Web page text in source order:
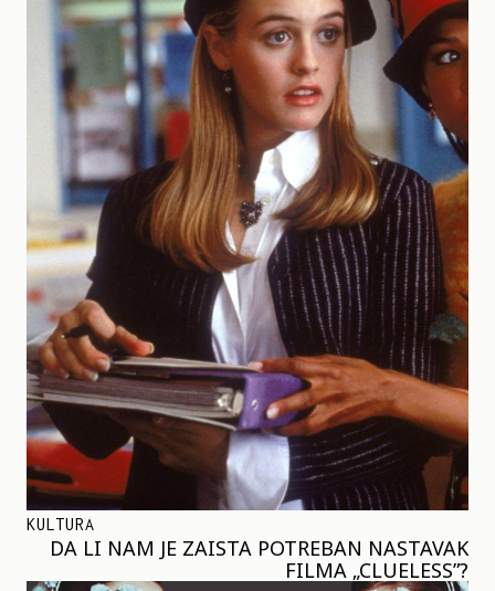
KULTURA
DA LI NAM JE ZAISTA POTREBAN NASTAVAK
FILMA „CLUELESS”?